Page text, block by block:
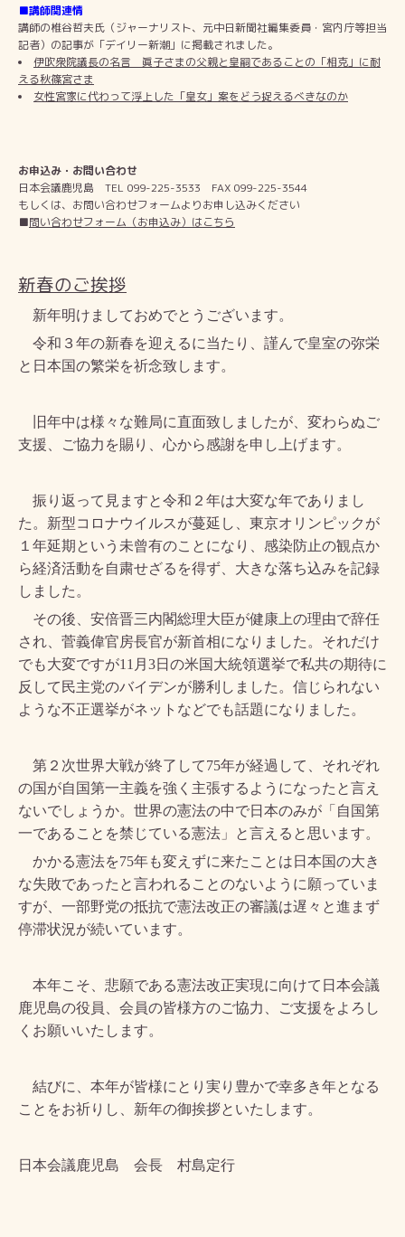
■講師関連情
講師の椎谷哲夫氏（ジャーナリスト、元中日新聞社編集委員・宮内庁等担当
記者）の記事が「デイリー新潮」に掲載されました。
伊吹衆院議長の名言 眞子さまの父親と皇嗣であることの「相克」に耐
える秋篠宮さま
女性宮家に代わって浮上した「皇女」案をどう捉えるべきなのか
お申込み・お問い合わせ
日本会議鹿児島 TEL 099-225-3533 FAX 099-225-3544
もしくは、お問い合わせフォームよりお申し込みください
■問い合わせフォーム（お申込み）はこちら
新春のご挨拶
新年明けましておめでとうございます。
令和３年の新春を迎えるに当たり、謹んで皇室の弥栄
と日本国の繁栄を祈念致します。
旧年中は様々な難局に直面致しましたが、変わらぬご
支援、ご協力を賜り、心から感謝を申し上げます。
振り返って見ますと令和２年は大変な年でありまし
た。新型コロナウイルスが蔓延し、東京オリンピックが
１年延期という未曾有のことになり、感染防止の観点か
ら経済活動を自粛せざるを得ず、大きな落ち込みを記録
しました。
その後、安倍晋三内閣総理大臣が健康上の理由で辞任
され、菅義偉官房長官が新首相になりました。それだけ
でも大変ですが11 月 3日の米国大統領選挙で私共の期待に
反して民主党のバイデンが勝利しました。信じられない
ような不正選挙がネットなどでも話題になりました。
第２次世界大戦が終了して75年が経過して、それぞれ
の国が自国第一主義を強く主張するようになったと言え
ないでしょうか。世界の憲法の中で日本のみが「自国第
一であることを禁じている憲法」と言えると思います。
かかる憲法を75年も変えずに来たことは日本国の大き
な失敗であったと言われることのないように願っていま
すが、一部野党の抵抗で憲法改正の審議は遅々と進まず
停滞状況が続いています。
本年こそ、悲願である憲法改正実現に向けて日本会議
鹿児島の役員、会員の皆様方のご協力、ご支援をよろし
くお願いいたします。
結びに、本年が皆様にとり実り豊かで幸多き年となる
ことをお祈りし、新年の御挨拶といたします。
日本会議鹿児島 会長 村島定行